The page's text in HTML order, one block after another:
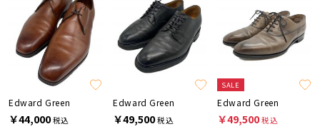
Edward Green
￥44,000税込
Edward Green
￥49,500税込
SALE
Edward Green
￥49,500税込